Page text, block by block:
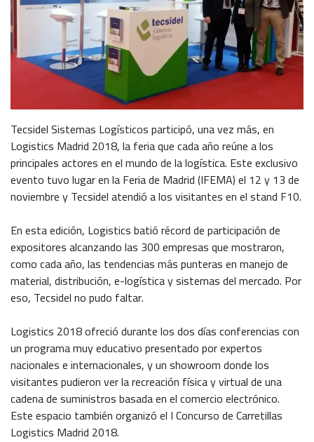
Tecsidel Sistemas Logísticos participó, una vez más, en
Logistics Madrid 2018, la feria que cada año reúne a los
principales actores en el mundo de la logística. Este exclusivo
evento tuvo lugar en la Feria de Madrid (IFEMA) el 12 y 13 de
noviembre y Tecsidel atendió a los visitantes en el stand F10.
En esta edición, Logistics batió récord de participación de
expositores alcanzando las 300 empresas que mostraron,
como cada año, las tendencias más punteras en manejo de
material, distribución, e-logística y sistemas del mercado. Por
eso, Tecsidel no pudo faltar.
Logistics 2018 ofreció durante los dos días conferencias con
un programa muy educativo presentado por expertos
nacionales e internacionales, y un showroom donde los
visitantes pudieron ver la recreación física y virtual de una
cadena de suministros basada en el comercio electrónico.
Este espacio también organizó el I Concurso de Carretillas
Logistics Madrid 2018.